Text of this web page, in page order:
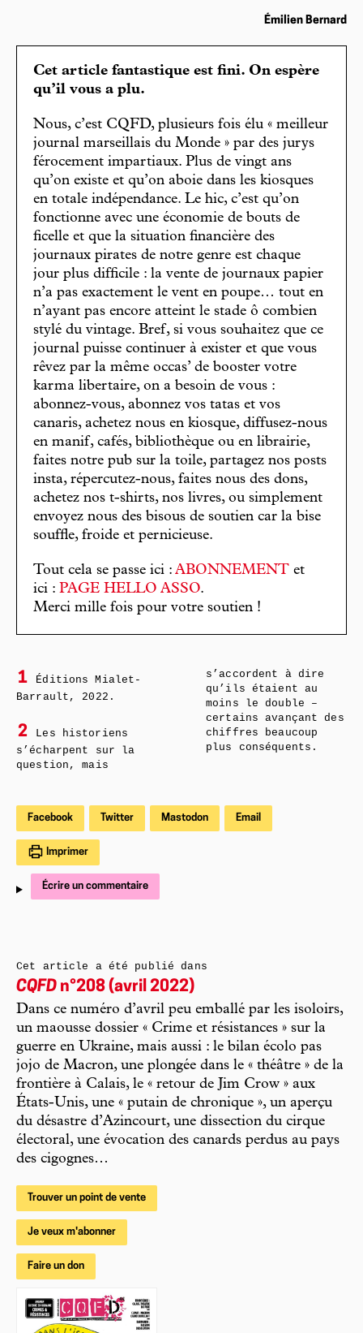
Émilien Bernard
Cet article fantastique est fini. On espère
qu’il vous a plu.
Nous, c’est CQFD, plusieurs fois élu « meilleur
journal marseillais du Monde » par des jurys
férocement impartiaux. Plus de vingt ans
qu’on existe et qu’on aboie dans les kiosques
en totale indépendance. Le hic, c’est qu’on
fonctionne avec une économie de bouts de
ficelle et que la situation financière des
journaux pirates de notre genre est chaque
jour plus difficile : la vente de journaux papier
n’a pas exactement le vent en poupe… tout en
n’ayant pas encore atteint le stade ô combien
stylé du vintage. Bref, si vous souhaitez que ce
journal puisse continuer à exister et que vous
rêvez par la même occas’ de booster votre
karma libertaire, on a besoin de vous :
abonnez-vous, abonnez vos tatas et vos
canaris, achetez nous en kiosque, diffusez-nous
en manif, cafés, bibliothèque ou en librairie,
faites notre pub sur la toile, partagez nos posts
insta, répercutez-nous, faites nous des dons,
achetez nos t-shirts, nos livres, ou simplement
envoyez nous des bisous de soutien car la bise
souffle, froide et pernicieuse.
Tout cela se passe ici : ABONNEMENT et
ici : PAGE HELLO ASSO.
Merci mille fois pour votre soutien !
1
Éditions Mialet-
Barrault, 2022.
2
Les historiens
s’écharpent sur la
question, mais
s’accordent à dire
qu’ils étaient au
moins le double –
certains avançant des
chiffres beaucoup
plus conséquents.
Facebook Twitter Mastodon Email
Imprimer
Écrire un commentaire
Cet article a été publié dans
CQFD n°208 (avril 2022)
Dans ce numéro d’avril peu emballé par les isoloirs,
un maousse dossier « Crime et résistances » sur la
guerre en Ukraine, mais aussi : le bilan écolo pas
jojo de Macron, une plongée dans le « théâtre » de la
frontière à Calais, le « retour de Jim Crow » aux
États-Unis, une « putain de chronique », un aperçu
du désastre d’Azincourt, une dissection du cirque
électoral, une évocation des canards perdus au pays
des cigognes…
Trouver un point de vente
Je veux m'abonner
Faire un don